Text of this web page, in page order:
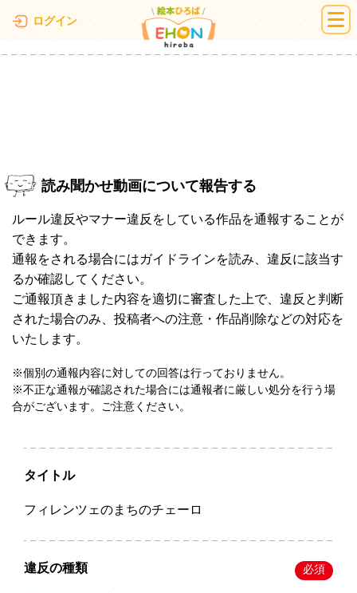
ログイン 絵本ひろば
読み聞かせ動画について報告する
ルール違反やマナー違反をしている作品を通報することが
できます。
通報をされる場合にはガイドラインを読み、違反に該当す
るか確認してください。
ご通報頂きました内容を適切に審査した上で、違反と判断
された場合のみ、投稿者への注意・作品削除などの対応を
いたします。
※個別の通報内容に対しての回答は行っておりません。
※不正な通報が確認された場合には通報者に厳しい処分を行う場
合がございます。ご注意ください。
タイトル
フィレンツェのまちのチェーロ
違反の種類 必須